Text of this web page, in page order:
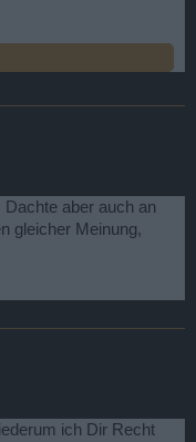
aber auch an
gleicher Meinung,
ich Dir Recht